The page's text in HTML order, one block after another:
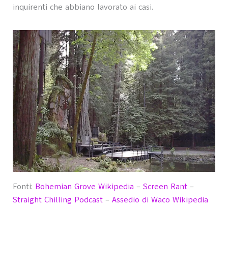
inquirenti che abbiano lavorato ai casi.
Fonti: Bohemian Grove Wikipedia – Screen Rant–
Straight Chilling Podcast– Assedio di Waco Wikipedia